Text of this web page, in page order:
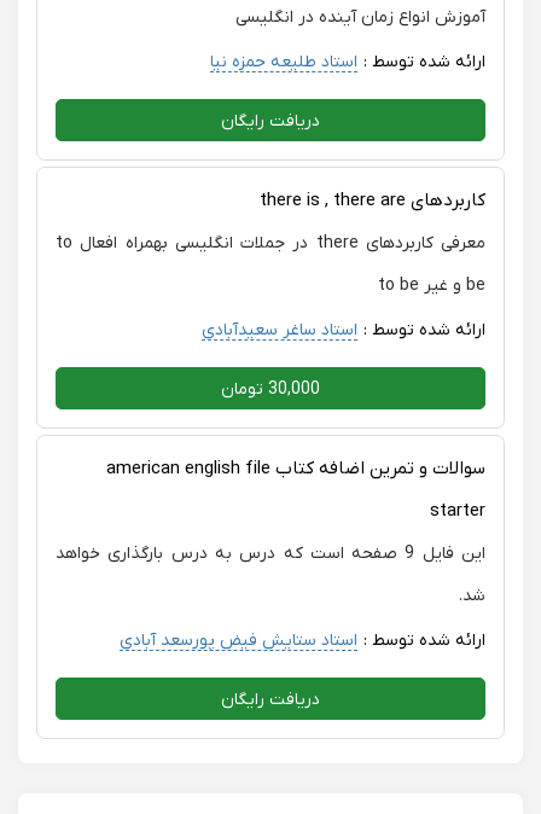
آموزش انواع زمان آینده در انگلیسی
ارائه شده توسط : استاد طلیعه حمزه نیا
دریافت رایگان
کاربردهای there is , there are
معرفی کاربردهای there در جملات انگلیسی بهمراه افعال to
be و غیر to be
ارائه شده توسط : استاد ساغر سعیدآبادی
30,000 تومان
سوالات و تمرین اضافه کتاب american english file
starter
این فایل 9 صفحه است که درس به درس بارگذاری خواهد
شد.
ارائه شده توسط : استاد ستایش فیض پورسعد آبادی
دریافت رایگان